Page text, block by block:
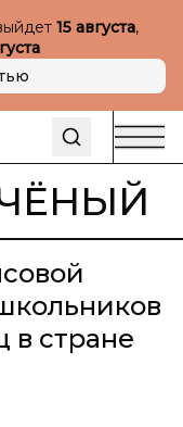
15 августа,
в стране